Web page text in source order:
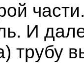
И
трубу